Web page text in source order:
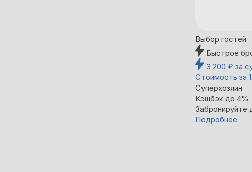
Выбор гостей
Быстрое
3 200 ₽ за
Стоимость за
Суперхозяин
Кэшбэк до 4%
Забронируйте
Подробнее